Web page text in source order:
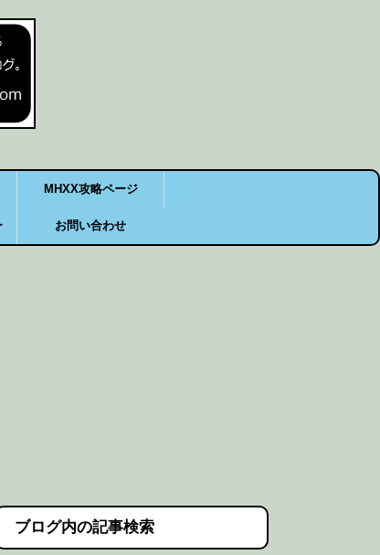
MHXX攻略ページ
お問い合わせ
ブログ内の記事検索